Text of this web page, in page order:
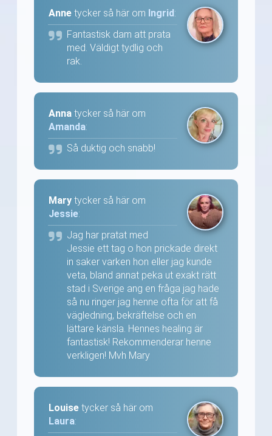
Anne tycker så här om Ingrid:
Fantastisk dam att prata
med. Väldigt tydlig och
rak.
Anna tycker så här om
Amanda:
Så duktig och snabb!
Mary tycker så här om
Jessie:
Jag har pratat med
Jessie ett tag o hon prickade direkt
in saker varken hon eller jag kunde
veta, bland annat peka ut exakt rätt
stad i Sverige ang en fråga jag hade
så nu ringer jag henne ofta för att få
vägledning, bekräftelse och en
lättare känsla. Hennes healing är
fantastisk! Rekommenderar henne
verkligen! Mvh Mary
Louise tycker så här om
Laura: